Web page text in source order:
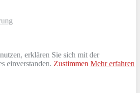
erklären Sie sich mit der
einverstanden. Zustimmen Mehr erfahren